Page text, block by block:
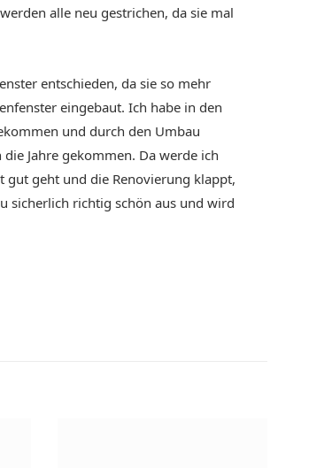
alle neu gestrichen, da sie mal
entschieden, da sie so mehr
eingebaut. Ich habe in den
und durch den Umbau
Jahre gekommen. Da werde ich
gut geht und die Renovierung klappt,
sicherlich richtig schön aus und wird